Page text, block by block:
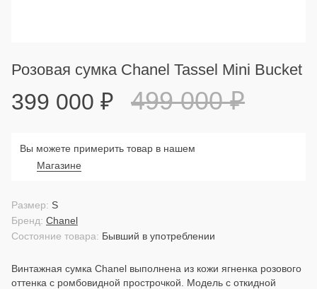
Розовая сумка Chanel Tassel Mini Bucket
399 000 ₽ 499 000₽
Вы можете примерить товар в нашем
Магазине
Состояние товара: Бывший в употреблении
Бренд: Chanel
Размер: S
Винтажная сумка Chanel выполнена из кожи ягненка розового
оттенка с ромбовидной прострочкой. Модель с откидной